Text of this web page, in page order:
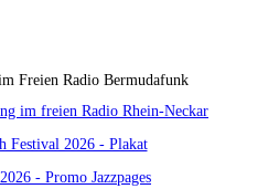
im freien Radio Rhein-Neckar